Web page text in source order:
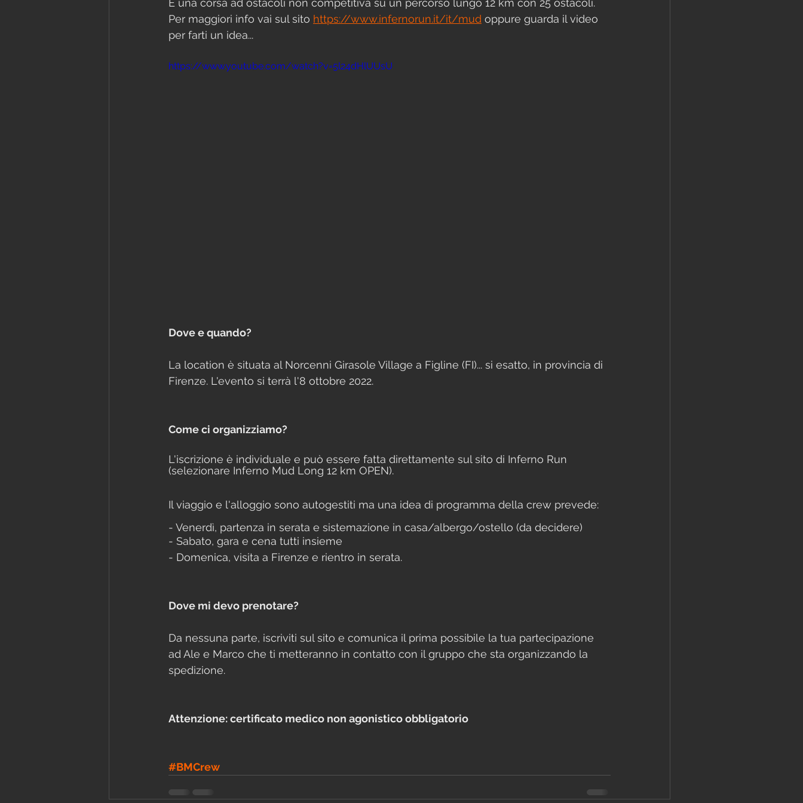
È una corsa ad ostacoli non competitiva su un percorso lungo 12 km con 25 ostacoli.
Per maggiori info vai sul sito https://www.infernorun.it/it/mud oppure guarda il video
per farti un idea...
https://www.youtube.com/watch?v=5l24dHlUUsU
Dove e quando?
La location è situata al Norcenni Girasole Village a Figline (FI)... si esatto, in provincia di
Firenze. L'evento si terrà l'8 ottobre 2022.
Come ci organizziamo?
L'iscrizione è individuale e può essere fatta direttamente sul sito di Inferno Run
(selezionare Inferno Mud Long 12 km OPEN).
Il viaggio e l'alloggio sono autogestiti ma una idea di programma della crew prevede:
- Venerdì, partenza in serata e sistemazione in casa/albergo/ostello (da decidere)
- Sabato, gara e cena tutti insieme
- Domenica, visita a Firenze e rientro in serata.
Dove mi devo prenotare?
Da nessuna parte, iscriviti sul sito e comunica il prima possibile la tua partecipazione
ad Ale e Marco che ti metteranno in contatto con il gruppo che sta organizzando la
spedizione.
Attenzione: certificato medico non agonistico obbligatorio
#BMCrew